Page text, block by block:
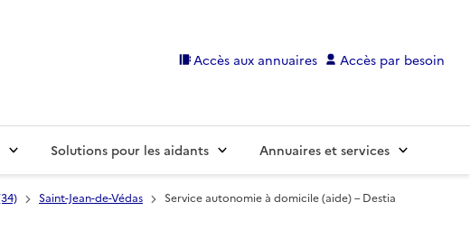
Accès aux annuaires Accès par besoin
Solutions pour les aidants Annuaires et services
Saint-Jean-de-Védas
Service autonomie à domicile (aide) – Destia